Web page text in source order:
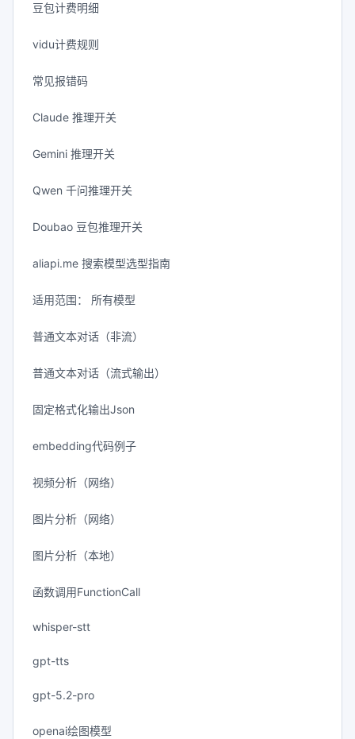
豆包计费明细
vidu计费规则
常见报错码
Claude 推理开关
Gemini 推理开关
Qwen 千问推理开关
Doubao 豆包推理开关
aliapi.me 搜索模型选型指南
适用范围： 所有模型
普通文本对话（非流）
普通文本对话（流式输出）
固定格式化输出Json
embedding代码例子
视频分析（网络）
图片分析（网络）
图片分析（本地）
函数调用FunctionCall
whisper-stt
gpt-tts
gpt-5.2-pro
openai绘图模型